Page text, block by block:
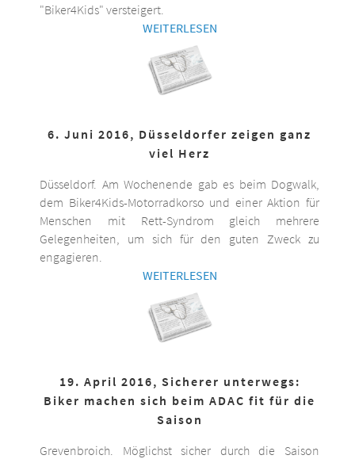
"Biker4Kids" versteigert.
WEITERLESEN
6. Juni 2016, Düsseldorfer zeigen ganz
viel Herz
Düsseldorf. Am Wochenende gab es beim Dogwalk,
dem Biker4Kids-Motorradkorso und einer Aktion für
Menschen mit Rett-Syndrom gleich mehrere
Gelegenheiten, um sich für den guten Zweck zu
engagieren.
WEITERLESEN
19. April 2016, Sicherer unterwegs:
Biker machen sich beim ADAC fit für die
Saison
Grevenbroich. Möglichst sicher durch die Saison